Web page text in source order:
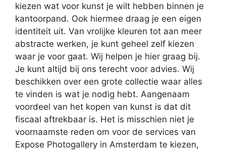
kiezen wat voor kunst je wilt hebben binnen je
kantoorpand. Ook hiermee draag je een eigen
identiteit uit. Van vrolijke kleuren tot aan meer
abstracte werken, je kunt geheel zelf kiezen
waar je voor gaat. Wij helpen je hier graag bij.
Je kunt altijd bij ons terecht voor advies. Wij
beschikken over een grote collectie waar alles
te vinden is wat je nodig hebt. Aangenaam
voordeel van het kopen van kunst is dat dit
fiscaal aftrekbaar is. Het is misschien niet je
voornaamste reden om voor de services van
Expose Photogallery in Amsterdam te kiezen,